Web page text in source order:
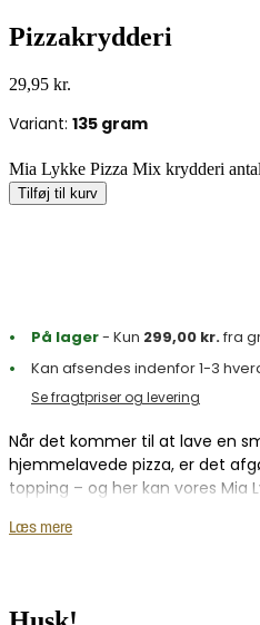
Pizzakrydderi
29,95 kr.
Variant: 135 gram
Mia Lykke Pizza Mix krydderi antal
Tilføj til kurv
På lager- Kun 299,00 kr.fra
Kan afsendes indenfor 1-3
Se fragtpriser og levering
Når det kommer til at lave en
hjemmelavede pizza, er det
topping – og her kan vores Mia
ingredienser; salt, chili, basilikum
tilføjer et strejf af varme, og
Læs mere